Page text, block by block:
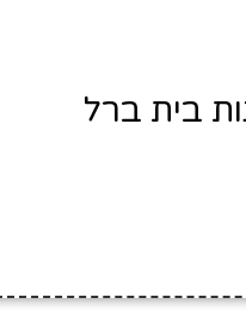
בית ברל